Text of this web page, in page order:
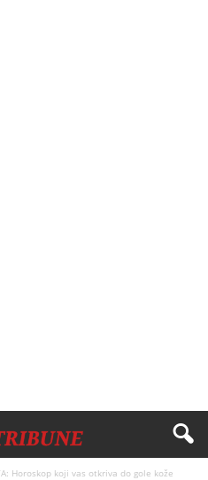
Horoskop koji vas otkriva do gole kože